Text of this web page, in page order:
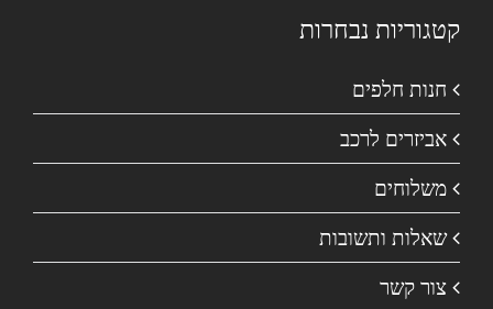
קטגוריות נבחרות
חנות חלפים
אביזרים לרכב
משלוחים
שאלות ותשובות
צור קשר